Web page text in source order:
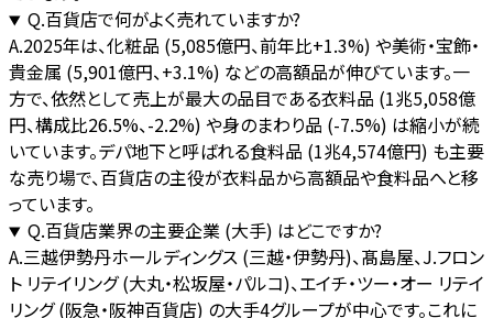
Q.百貨店で何がよく売れていますか?
A.2025年は、化粧品 (5,085億円、前年比+1.3%) や美術・宝飾・
貴金属 (5,901億円、+3.1%) などの高額品が伸びています。一
方で、依然として売上が最大の品目である衣料品 (1兆5,058億
円、構成比26.5%、-2.2%) や身のまわり品 (-7.5%) は縮小が続
いています。デパ地下と呼ばれる食料品 (1兆4,574億円) も主要
な売り場で、百貨店の主役が衣料品から高額品や食料品へと移
っています。
Q.百貨店業界の主要企業 (大手) はどこですか?
A.三越伊勢丹ホールディングス (三越・伊勢丹)、髙島屋、J.フロン
ト リテイリング (大丸・松坂屋・パルコ)、エイチ・ツー・オー リテイ
リング (阪急・阪神百貨店) の大手4グループが中心です。これに